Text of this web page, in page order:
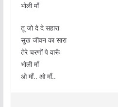
भोली माँ
तू जो दे दे सहारा
सुख जीवन का सारा
तेरे चरणों पे वारूँ
भोली माँ
ओ माँ.. ओ माँ..